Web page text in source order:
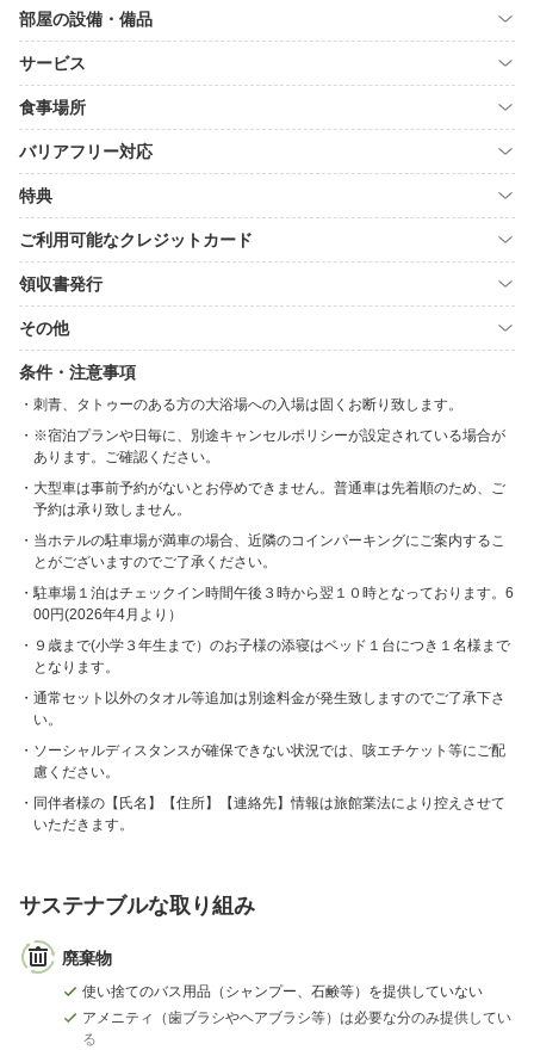
部屋の設備・備品
サービス
食事場所
バリアフリー対応
特典
ご利用可能なクレジットカード
領収書発行
その他
条件・注意事項
刺青、タトゥーのある方の大浴場への入場は固くお断り致します。
※宿泊プランや日毎に、別途キャンセルポリシーが設定されている場合が
あります。ご確認ください。
大型車は事前予約がないとお停めできません。普通車は先着順のため、ご
予約は承り致しません。
当ホテルの駐車場が満車の場合、近隣のコインパーキングにご案内するこ
とがございますのでご了承ください。
駐車場１泊はチェックイン時間午後３時から翌１０時となっております。6
00円(2026年4月より）
９歳まで(小学３年生まで）のお子様の添寝はベッド１台につき１名様まで
となります。
通常セット以外のタオル等追加は別途料金が発生致しますのでご了承下さ
い。
ソーシャルディスタンスが確保できない状況では、咳エチケット等にご配
慮ください。
同伴者様の【氏名】【住所】【連絡先】情報は旅館業法により控えさせて
いただきます。
サステナブルな取り組み
廃棄物
使い捨てのバス用品（シャンプー、石鹸等）を提供していない
アメニティ（歯ブラシやヘアブラシ等）は必要な分のみ提供してい
る